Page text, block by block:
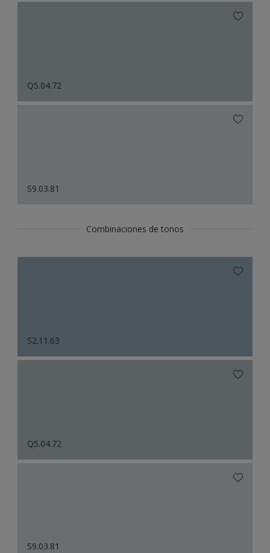
Q5.04.72
S9.03.81
Combinaciones de tonos
S2.11.63
Q5.04.72
S9.03.81